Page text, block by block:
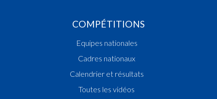
Champion des Filles Scolaires
Champion des Fillettes
Vainqueur Coupe du Mini-Basket
COMPÉTITIONS
Equipes nationales
Cadres nationaux
Calendrier et résultats
Toutes les vidéos